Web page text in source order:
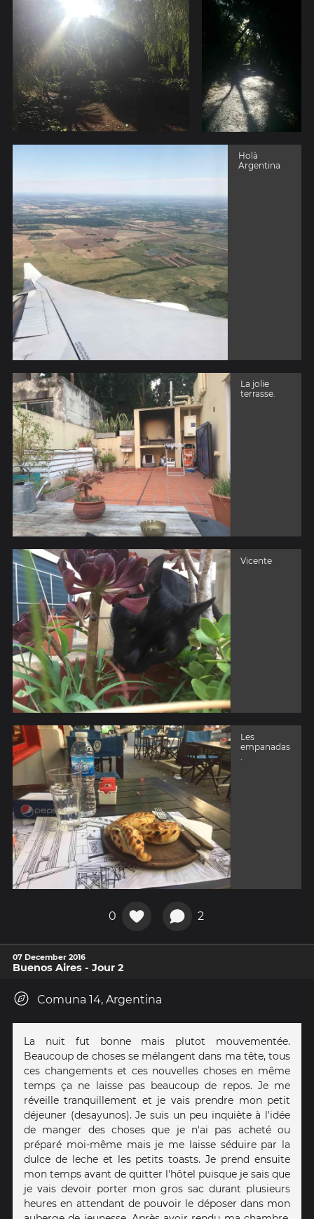
Holà
Argentina
La jolie
terrasse.
Vicente
Les
empanadas
0 2
07 December 2016
Buenos Aires - Jour 2
Comuna 14, Argentina
La nuit fut bonne mais plutot mouvementée.
Beaucoup de choses se mélangent dans ma tête, tous
ces changements et ces nouvelles choses en même
temps ça ne laisse pas beaucoup de repos. Je me
réveille tranquillement et je vais prendre mon petit
déjeuner (desayunos). Je suis un peu inquiète à l'idée
de manger des choses que je n'ai pas acheté ou
préparé moi-même mais je me laisse séduire par la
dulce de leche et les petits toasts. Je prend ensuite
mon temps avant de quitter l'hôtel puisque je sais que
je vais devoir porter mon gros sac durant plusieurs
heures en attendant de pouvoir le déposer dans mon